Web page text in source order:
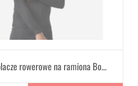
Termiczne ocieplacze rowerowe na ramiona Bontrager